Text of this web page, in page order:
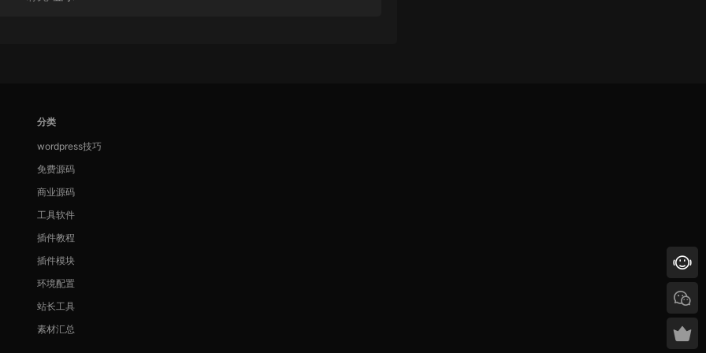
分类
wordpress技巧
免费源码
商业源码
工具软件
插件教程
插件模块
环境配置
站长工具
素材汇总